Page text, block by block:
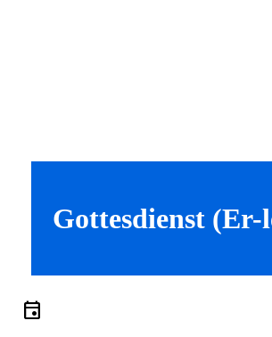
Gottesdienst (Er-
event